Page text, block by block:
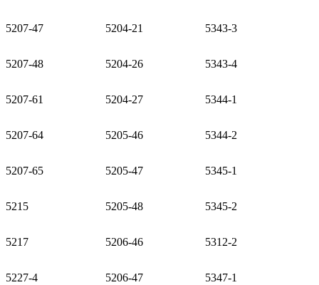
5207-47 5204-21 5343-3
5207-48 5204-26 5343-4
5207-61 5204-27 5344-1
5207-64 5205-46 5344-2
5207-65 5205-47 5345-1
5215 5205-48 5345-2
5217 5206-46 5312-2
5227-4 5206-47 5347-1